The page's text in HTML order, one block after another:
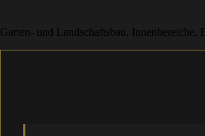
Garten- und Landschaftsbau,